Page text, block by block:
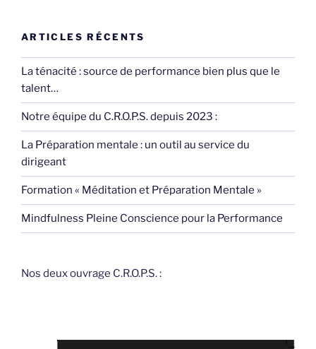
ARTICLES RÉCENTS
La ténacité : source de performance bien plus que le
talent…
Notre équipe du C.R.O.P.S. depuis 2023 :
La Préparation mentale : un outil au service du
dirigeant
Formation « Méditation et Préparation Mentale »
Mindfulness Pleine Conscience pour la Performance
Nos deux ouvrage C.R.O.P.S. :